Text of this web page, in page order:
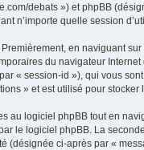
debats ») et phpBB
n’importe quelle session
en naviguant
du navigateur
« session-id »), qui vous
» et est utilisé pour
au logiciel phpBB tout en
le logiciel phpBB. La
(désignée ci-après par «